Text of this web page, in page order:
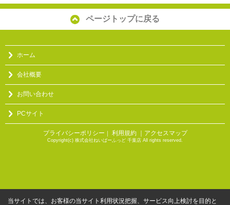
ページトップに戻る
ホーム
会社概要
お問い合わせ
PCサイト
プライバシーポリシー ｜ 利用規約 ｜アクセスマップ
Copyright(c) 株式会社ねいばーふっど 千葉店 All rights reserved.
当サイトでは、お客様の当サイト利用状況把握、サービス向上検討を目的と